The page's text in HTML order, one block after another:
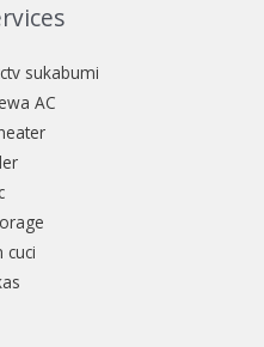
sukabumi
AC
cuci